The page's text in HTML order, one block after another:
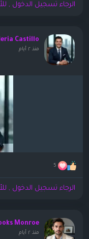
الرجاء تسجيل الدخول ,
Castillo
منذ ٢ أيام
5
الرجاء تسجيل الدخول ,
Monroe
منذ ٢ أيام